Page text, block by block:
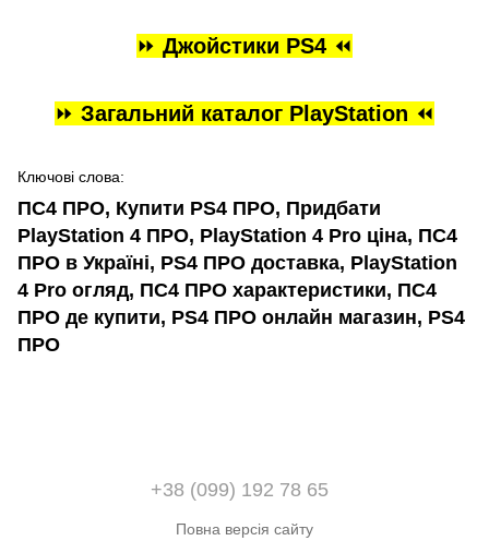
⏩ Джойстики PS4 ⏪
⏩ Загальний каталог PlayStation ⏪
Ключові слова:
ПС4 ПРО, Купити PS4 ПРО, Придбати
PlayStation 4 ПРО, PlayStation 4 Pro ціна, ПС4
ПРО в Україні, PS4 ПРО доставка, PlayStation
4 Pro огляд, ПС4 ПРО характеристики, ПС4
ПРО де купити, PS4 ПРО онлайн магазин, PS4
ПРО
+38 (099) 192 78 65
Повна версія сайту